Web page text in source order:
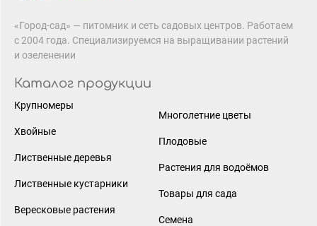
«Город-сад» — питомник и сеть садовых центров. Работаем
с 2004 года. Специализируемся на выращивании растений
и озеленении
Каталог продукции
Крупномеры
Хвойные
Лиственные деревья
Лиственные кустарники
Вересковые растения
Многолетние цветы
Плодовые
Растения для водоёмов
Товары для сада
Семена